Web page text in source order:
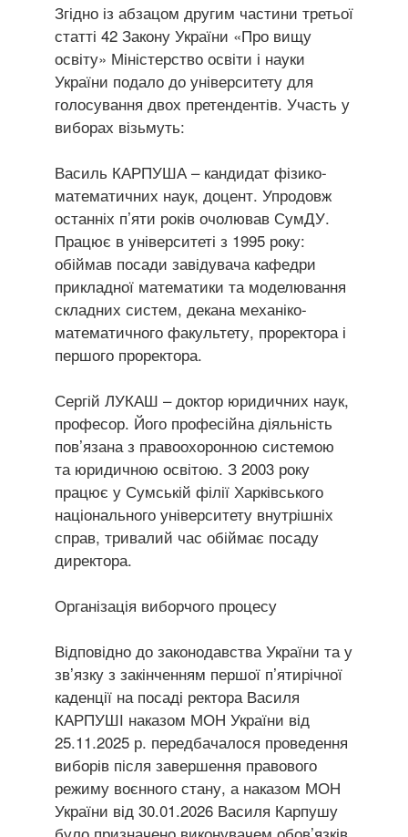
Згідно із абзацом другим частини третьої
статті 42 Закону України «Про вищу
освіту» Міністерство освіти і науки
України подало до університету для
голосування двох претендентів. Участь у
виборах візьмуть:
Василь КАРПУША – кандидат фізико-
математичних наук, доцент. Упродовж
останніх п’яти років очолював СумДУ.
Працює в університеті з 1995 року:
обіймав посади завідувача кафедри
прикладної математики та моделювання
складних систем, декана механіко-
математичного факультету, проректора і
першого проректора.
Сергій ЛУКАШ – доктор юридичних наук,
професор. Його професійна діяльність
пов’язана з правоохоронною системою
та юридичною освітою. З 2003 року
працює у Сумській філії Харківського
національного університету внутрішніх
справ, тривалий час обіймає посаду
директора.
Організація виборчого процесу
Відповідно до законодавства України та у
звʼязку з закінченням першої п’ятирічної
каденції на посаді ректора Василя
КАРПУШІ наказом МОН України від
25.11.2025 р. передбачалося проведення
виборів після завершення правового
режиму воєнного стану, а наказом МОН
України від 30.01.2026 Василя Карпушу